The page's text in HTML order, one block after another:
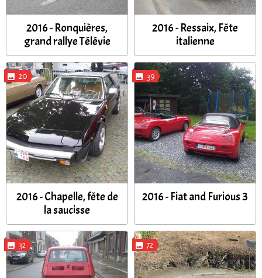
2016 - Ronquières,
grand rallye Télévie
2016 - Ressaix, Fête
italienne
20
2016 - Chapelle, fête de
la saucisse
39
2016 - Fiat and Furious 3
32 72